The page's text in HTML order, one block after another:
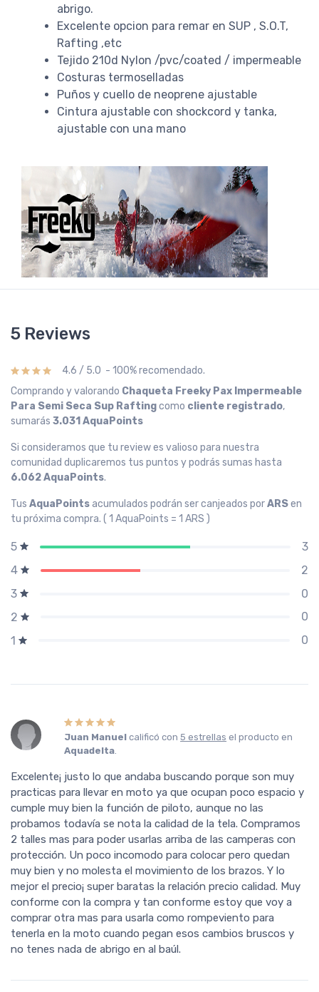
abrigo.
Excelente opcion para remar en SUP , S.O.T,
Rafting ,etc
Tejido 210d Nylon /pvc/coated / impermeable
Costuras termoselladas
Puños y cuello de neoprene ajustable
Cintura ajustable con shockcord y tanka,
ajustable con una mano
5 Reviews
4.6 / 5.0 - 100% recomendado.
Comprando y valorando Chaqueta Freeky Pax Impermeable
Para Semi Seca Sup Raftingcomo cliente registrado,
sumarás 3.031 AquaPoints
Si consideramos que tu review es valioso para nuestra
comunidad duplicaremos tus puntos y podrás sumas hasta
6.062 AquaPoints.
Tus AquaPointsacumulados podrán ser canjeados porARSen
tu próxima compra. ( 1 AquaPoints = 1 ARS )
5
3
4
2
3
0
2
0
1
0
Juan Manuel calificó con5 estrellas el producto en
Aquadelta
Excelente¡ justo lo que andaba buscando porque son muy
practicas para llevar en moto ya que ocupan poco espacio y
cumple muy bien la función de piloto, aunque no las
probamos todavía se nota la calidad de la tela. Compramos
2 talles mas para poder usarlas arriba de las camperas con
protección. Un poco incomodo para colocar pero quedan
muy bien y no molesta el movimiento de los brazos. Y lo
mejor el precio¡ super baratas la relación precio calidad. Muy
conforme con la compra y tan conforme estoy que voy a
comprar otra mas para usarla como rompeviento para
tenerla en la moto cuando pegan esos cambios bruscos y
no tenes nada de abrigo en al baúl.